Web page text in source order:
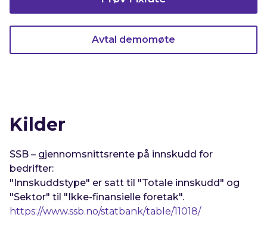
Avtal demomøte
Kilder
SSB – gjennomsnittsrente på innskudd for
bedrifter:
"Innskuddstype" er satt til "Totale innskudd " og
"Sektor" til " Ikke-finansielle foretak".
https://www.ssb.no/statbank/table/11018/